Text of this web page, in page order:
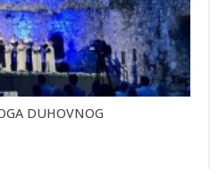
DUHOVNOG